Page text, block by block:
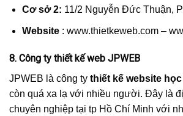
Cơ sở 2: 11/2 Nguyễn Đức Thuận,
Website: www.thietkeweb.com –
8. Công ty thiết kế web JPWEB
JPWEB là công ty thiết kế website
còn quá xa lạ với nhiều người. Đây là
chuyên nghiệp tại tp Hồ Chí Minh với